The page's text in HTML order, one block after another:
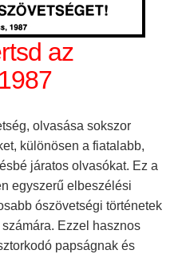
az
olvasása sokszor
különösen a fiatalabb,
járatos olvasókat. Ez a
egyszerű elbeszélési
ószövetségi történetek
Ezzel hasznos
papságnak és